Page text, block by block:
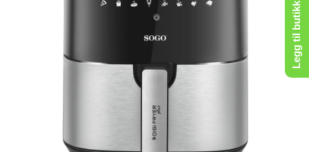
Legg til butikk